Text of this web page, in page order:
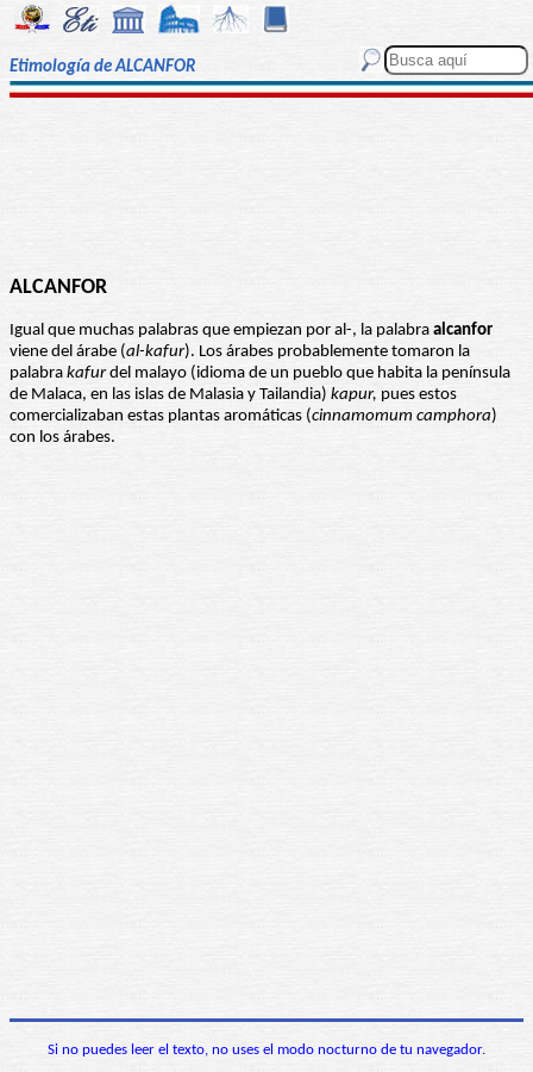
Etimología de ALCANFOR
ALCANFOR
Igual que muchas palabras que empiezan por al-, la palabra alcanfor
viene del árabe (al-kafur). Los árabes probablemente tomaron la
palabra kafurdel malayo (idioma de un pueblo que habita la península
de Malaca, en las islas de Malasia y Tailandia) kapur, pues estos
comercializaban estas plantas aromáticas (cinnamomum camphora)
con los árabes.
Si no puedes leer el texto, no uses el modo nocturno de tu navegador.